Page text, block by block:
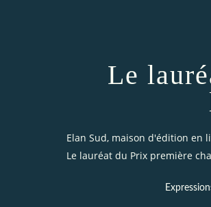
Le
Elan Sud, maison d'édition en
Le lauréat du Prix première